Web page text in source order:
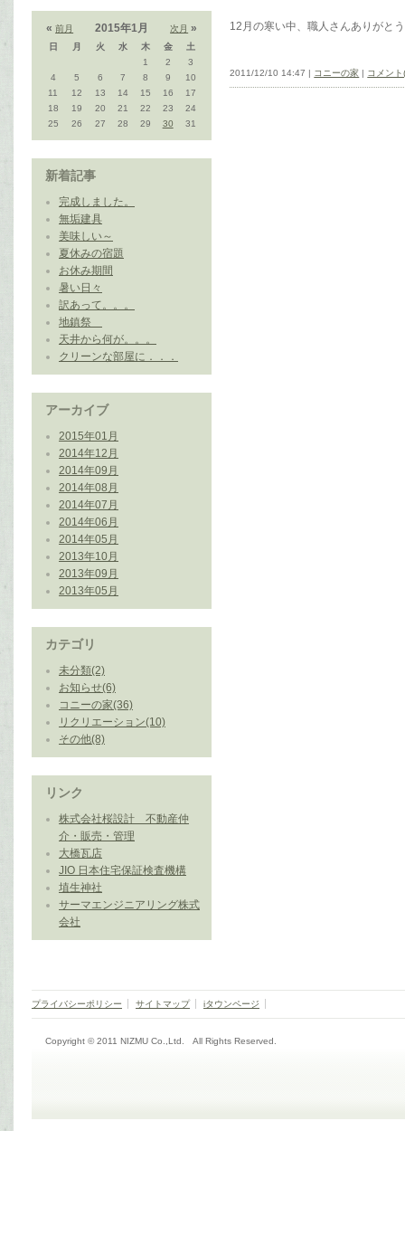
«前月 次月 »
2015年1月
日 月 火 水 木 金
土
1
2
3
4
5 6 7 8 9
10
11
12 13 14 15 16
17
18
19 20 21 22 23
24
25
26 27 28 29 30 31
新着記事
完成しました。
無垢建具
美味しい～
夏休みの宿題
お休み期間
暑い日々
訳あって。。。
地鎮祭
天井から何が。。。
クリーンな部屋に．．．
アーカイブ
2015年01月
2014年12月
2014年09月
2014年08月
2014年07月
2014年06月
2014年05月
2013年10月
2013年09月
2013年05月
カテゴリ
未分類(2)
お知らせ(6)
コニーの家(36)
リクリエーション(10)
その他(8)
リンク
株式会社桜設計 不動産仲
介・販売・管理
大橋瓦店
JIO 日本住宅保証検査機構
埴生神社
サーマエンジニアリング株式
会社
12月の寒い中、職人さんありがと
2011/12/10 14:47 | コニーの家 | コメント
プライバシーポリシー サイトマップ iタウンページ
Copyright © 2011 NIZMU Co.,Ltd. All Rights Reserved.